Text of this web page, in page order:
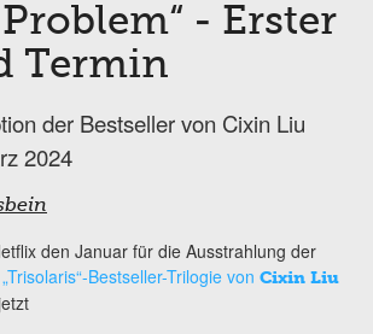
- Erster
Termin
der Bestseller von Cixin Liu
2024
den Januar für die Ausstrahlung der
„Trisolaris“-Bestseller-Trilogie von Cixin Liu